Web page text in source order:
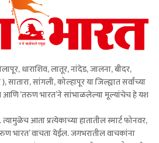
धाराशिव, लातूर, नांदेड, जालना, बीदर,
सांगली, कोल्हापूर या जिल्ह्यात सर्वांच्या
आणि ‘तरुण भारत’ने सांभाळलेल्या मूल्यांचेच हे यश
आता प्रत्येकाच्या हातातील स्मार्ट फोनवर,
भारत’ वाचता येईल. जगभरातील वाचकांना